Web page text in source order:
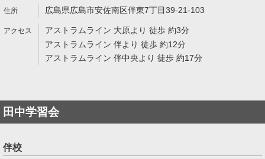
広島県広島市安佐南区伴東7丁目39-21-103
アストラムライン 大原より 徒歩 約3分
アストラムライン 伴より 徒歩 約12分
アストラムライン 伴中央より 徒歩 約17分
田中学習会
伴校